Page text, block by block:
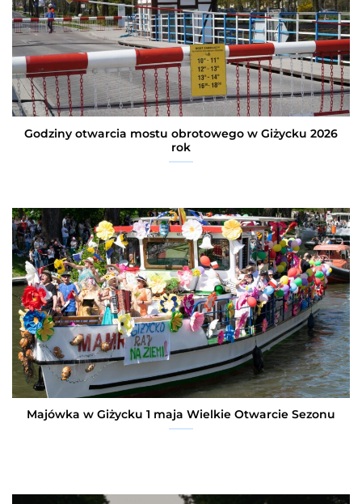
Godziny otwarcia mostu obrotowego w Giżycku 2026
rok
Majówka w Giżycku 1 maja Wielkie Otwarcie Sezonu